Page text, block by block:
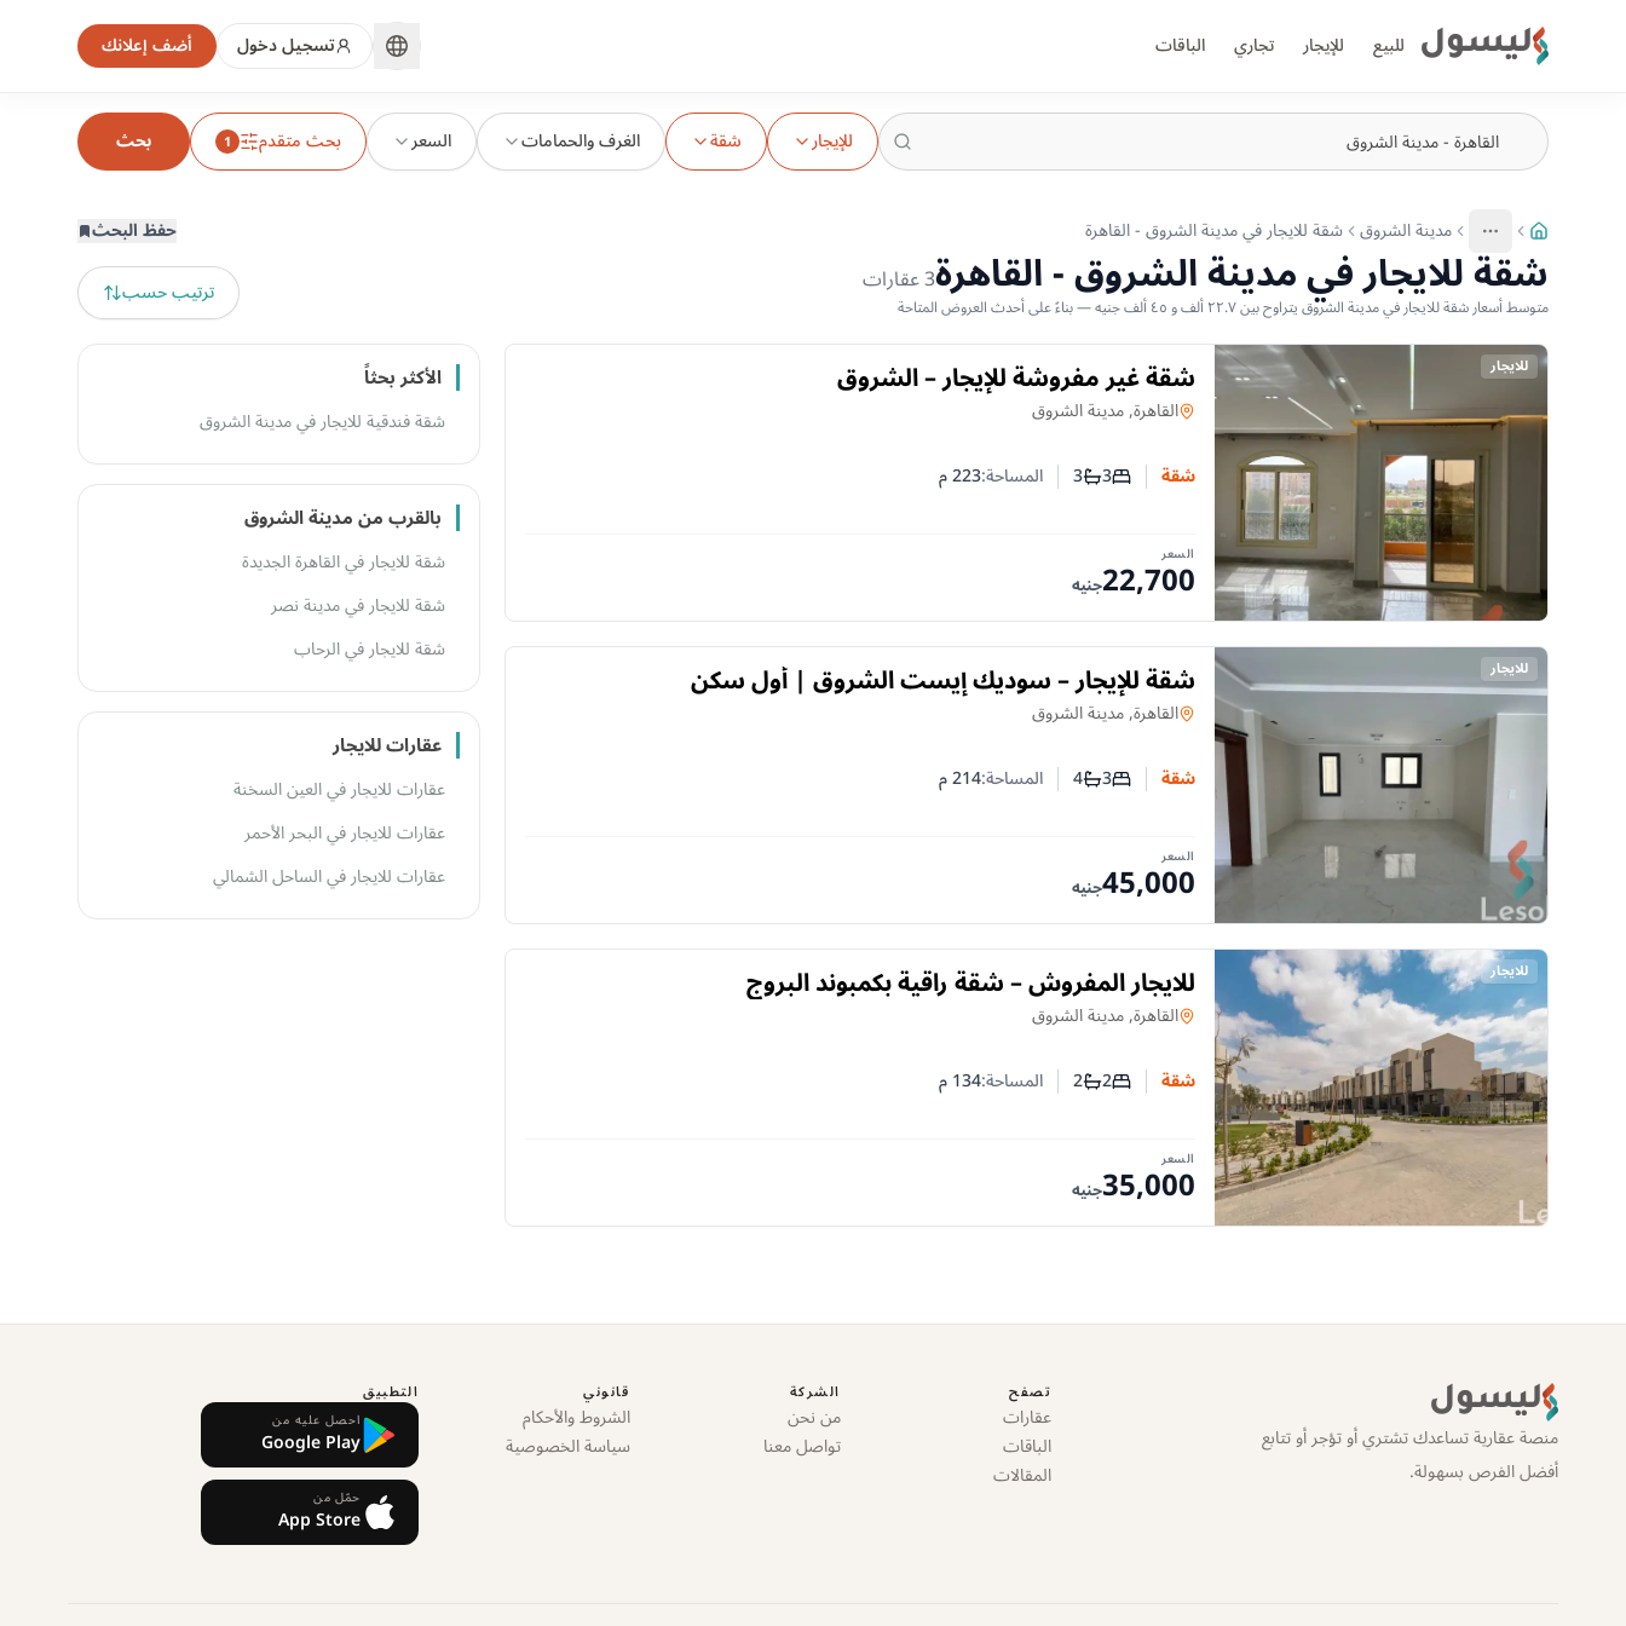
ليسول للبيع للإيجار تجاري الباقات تسجيل دخول أضف إعلانك
للإيجار شقة الغرف والحمامات السعر بحث متقدم 1 بحث
More
عرض المزيد من المسارات
مدينة الشروق شقة للايجار في مدينة الشروق - القاهرة حفظ البحث
شقة للايجار في مدينة الشروق - القاهرة3عقارات
متوسط أسعار شقة للايجار في مدينة الشروق يتراوح بين ٢٢.٧ ألف و ٤٥ ألف جنيه — بناءً على أحدث العروض المتاحة ترتيب حسب
للايجار شقة غير مفروشة للإيجار – الشروق
شقةفي
القاهرة, مدينة الشروق
شقة
عدد غرف النوم
3عدد الحمامات
3 المساحة:223م
السعر
22,700جنيه
للايجار شقة للإيجار – سوديك إيست الشروق | أول سكن
شقةفي
القاهرة, مدينة الشروق
شقة
عدد غرف النوم
3عدد الحمامات
4 المساحة:214م
السعر
45,000جنيه
للايجار للايجار المفروش – شقة راقية بكمبوند البروج
شقةفي
القاهرة, مدينة الشروق
شقة
عدد غرف النوم
2عدد الحمامات
2 المساحة:134م
السعر
35,000جنيه
الأكثر بحثاً
شقة فندقية للايجار في مدينة الشروق
بالقرب من مدينة الشروق
شقة للايجار في القاهرة الجديدة
شقة للايجار في مدينة نصر
شقة للايجار في الرحاب
عقارات للايجار
عقارات للايجار في العين السخنة
عقارات للايجار في البحر الأحمر
عقارات للايجار في الساحل الشمالي
ليسول
منصة عقارية تساعدك تشتري أو تؤجر أو تتابع
أفضل الفرص بسهولة.
تصفح
عقارات
الباقات
المقالات
الشركة
من نحن
تواصل معنا
قانوني
الشروط والأحكام
سياسة الخصوصية
التطبيق
احصل عليه من
Google Play
حمّل من
App Store